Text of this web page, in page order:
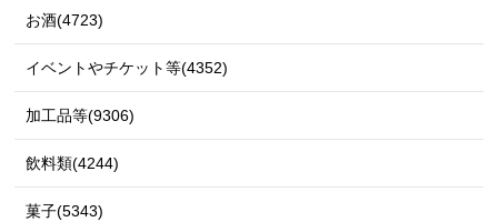
お酒(4723)
イベントやチケット等(4352)
加工品等(9306)
飲料類(4244)
菓子(5343)